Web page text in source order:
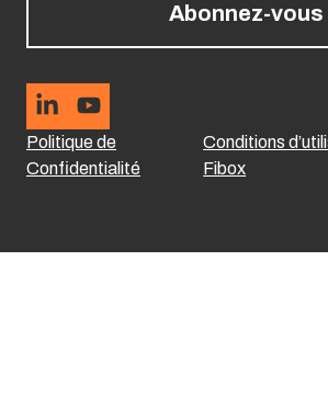
Abonnez-vous
Politique de
Confidentialité
Conditions
Fibox